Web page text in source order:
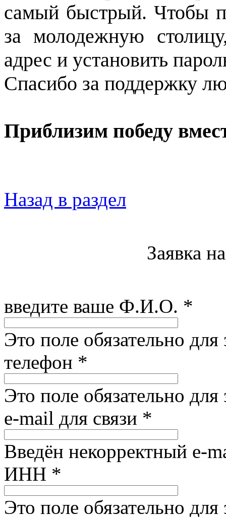
самый быстрый. Чтобы
за молодежную
адрес и установить
Спасибо за поддержку
Приблизим победу
Назад в раздел
Заявка
введите ваше Ф.И.О. *
Это поле обязательно для
телефон *
Это поле обязательно для
e-mail для связи *
Введён некорректный e-
ИНН *
Это поле обязательно для